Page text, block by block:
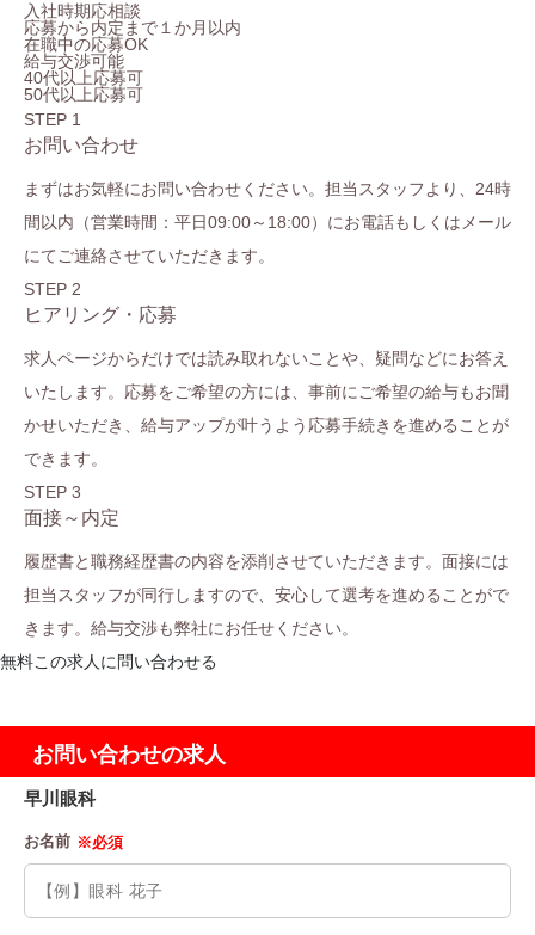
入社時期応相談
応募から内定まで１か月以内
在職中の応募OK
給与交渉可能
40代以上応募可
50代以上応募可
STEP 1
お問い合わせ
まずはお気軽にお問い合わせください。担当スタッフより、24時
間以内（営業時間：平日09:00～18:00）にお電話もしくはメール
にてご連絡させていただきます。
STEP 2
ヒアリング・応募
求人ページからだけでは読み取れないことや、疑問などにお答え
いたします。応募をご希望の方には、事前にご希望の給与もお聞
かせいただき、給与アップが叶うよう応募手続きを進めることが
できます。
STEP 3
面接～内定
履歴書と職務経歴書の内容を添削させていただきます。面接には
担当スタッフが同行しますので、安心して選考を進めることがで
きます。給与交渉も弊社にお任せください。
無料この求人に問い合わせる
お問い合わせの求人
早川眼科
お名前 ※必須